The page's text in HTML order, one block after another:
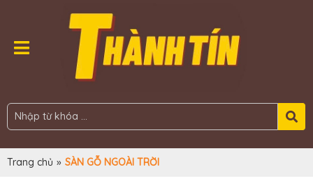
Trang chủ » SÀN GỖ NGOÀI TRỜI